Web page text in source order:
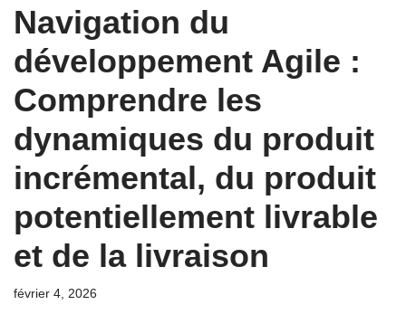
Navigation du
développement Agile :
Comprendre les
dynamiques du produit
incrémental, du produit
potentiellement livrable
et de la livraison
février 4, 2026